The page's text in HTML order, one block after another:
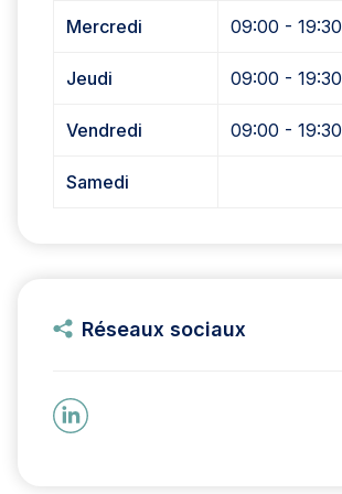
Mercredi 09:00 - 19:30
Jeudi 09:00 - 19:30
Vendredi 09:00 - 19:30
Samedi
Réseaux sociaux